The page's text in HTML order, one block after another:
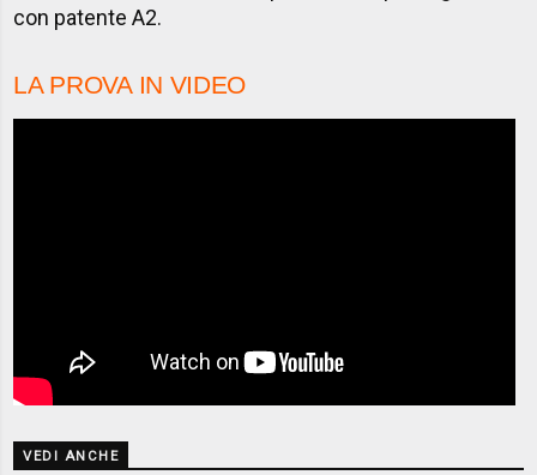
con patente A2.
LA PROVA IN VIDEO
VEDI ANCHE